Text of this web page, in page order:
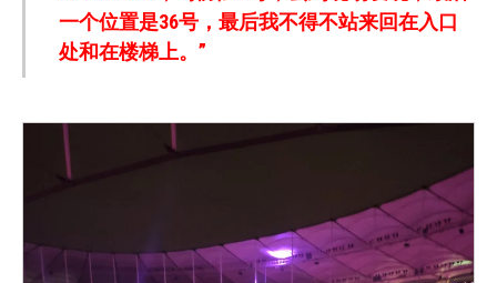
一个位置是36号，最后我不得不站来回在入口
处和在楼梯上。”